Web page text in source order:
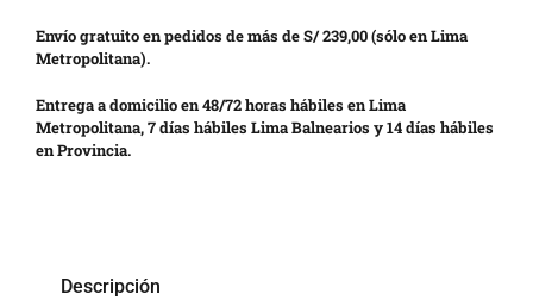
Envío gratuito en pedidos de más de S/ 239,00 (sólo en Lima
Metropolitana).
Entrega a domicilio en 48/72 horas hábiles en Lima
Metropolitana, 7 días hábiles Lima Balnearios y 14 días hábiles
en Provincia.
Descripción